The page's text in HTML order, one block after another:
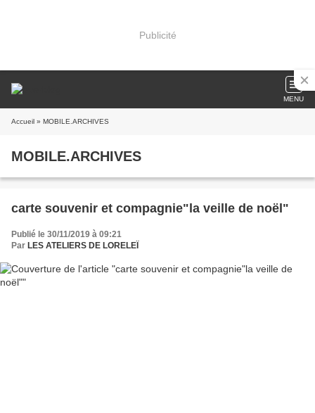
Publicité
MENU
Accueil » MOBILE.ARCHIVES
MOBILE.ARCHIVES
carte souvenir et compagnie"la veille de noël"
Publié le 30/11/2019 à 09:21
Par LES ATELIERS DE LORELEÏ